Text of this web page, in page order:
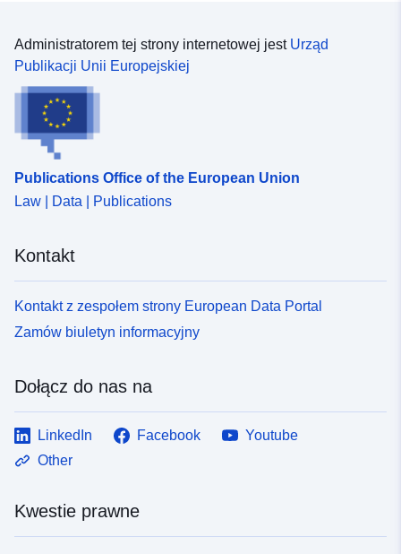
Administratorem tej strony internetowej jest Urząd
Publikacji Unii Europejskiej
Publications Office of the European Union
Law | Data | Publications
Kontakt
Kontakt z zespołem strony European Data Portal
Zamów biuletyn informacyjny
Dołącz do nas na
LinkedIn Facebook
Youtube
Other
Kwestie prawne